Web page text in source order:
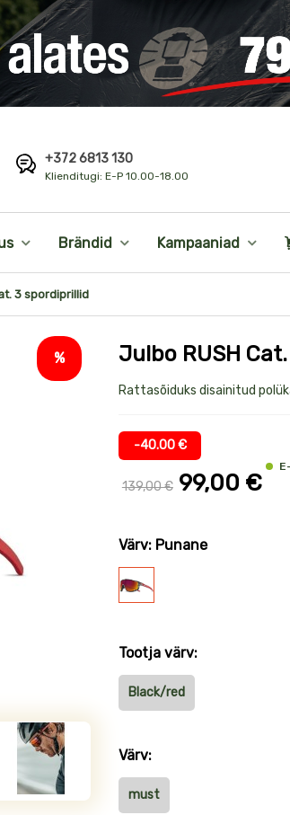
+372 6813 130
Klienditugi: E-P 10.00-18.00
Brändid Kampaaniad
3 spordiprillid
% Julbo RUSH
Toote
informatsioon
Rattasõiduks disainitud
-40.00 €
139,00 € 99,00 €
Värv: Punane
Punane
Tootja värv:
Black/red
Värv:
must